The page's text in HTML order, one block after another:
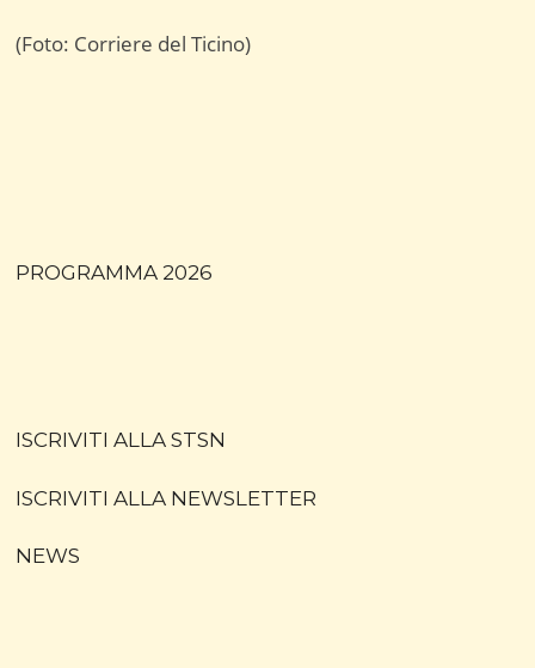
(Foto: Corriere del Ticino)
PROGRAMMA 2026
ISCRIVITI ALLA STSN
ISCRIVITI ALLA NEWSLETTER
NEWS